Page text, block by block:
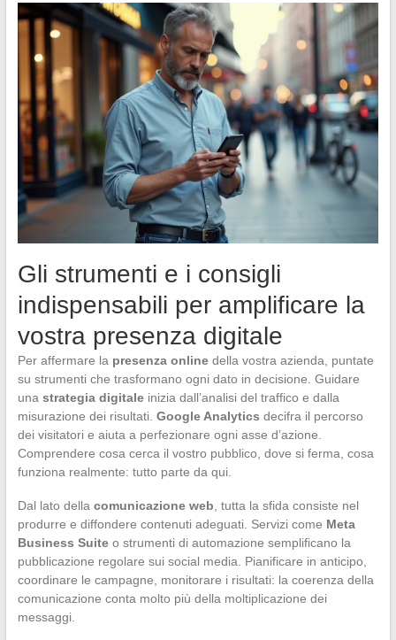
Gli strumenti e i consigli
indispensabili per amplificare la
vostra presenza digitale
Per affermare la presenza onlinedella vostra azienda, puntate
su strumenti che trasformano ogni dato in decisione. Guidare
una strategia digitaleinizia dall’analisi del traffico e dalla
misurazione dei risultati. Google Analytics decifra il percorso
dei visitatori e aiuta a perfezionare ogni asse d’azione.
Comprendere cosa cerca il vostro pubblico, dove si ferma, cosa
funziona realmente: tutto parte da qui.
Dal lato della comunicazione web , tutta la sfida consiste nel
produrre e diffondere contenuti adeguati. Servizi come Meta
Business Suiteo strumenti di automazione semplificano la
pubblicazione regolare sui social media. Pianificare in anticipo,
coordinare le campagne, monitorare i risultati: la coerenza della
comunicazione conta molto più della moltiplicazione dei
messaggi.